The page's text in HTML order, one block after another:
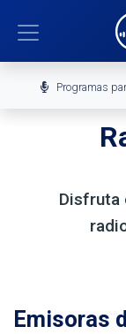
Programas
Disfruta
Emisoras